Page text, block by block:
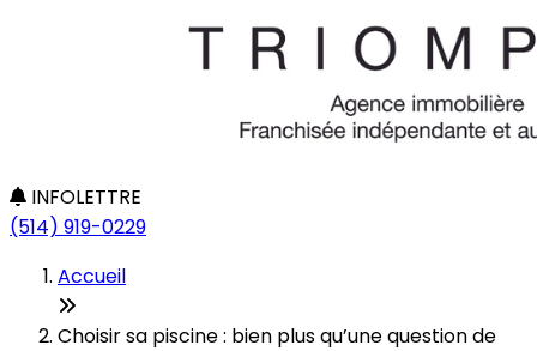
INFOLETTRE
(514) 919-0229
Accueil
Choisir sa piscine : bien plus qu’une question de